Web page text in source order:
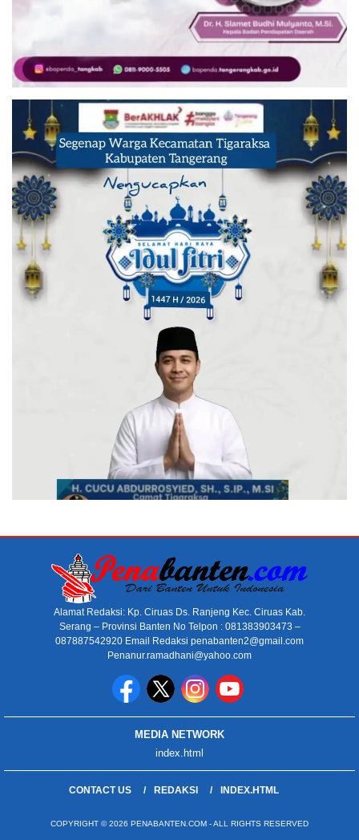
Alamat Redaksi: Kp. Ciruas Ds. Ranjeng Kec. Ciruas Kab.
Serang – Provinsi Banten No Telpon : 081383903473 –
087887542920 Email Redaksi penabanten2@gmail.com
Penanur.ramadhani@yahoo.com
MEDIA NETWORK
index.html
CONTACT US REDAKSI INDEX.HTML
COPYRIGHT © 2026 PENABANTEN.COM - ALL RIGHTS RESERVED